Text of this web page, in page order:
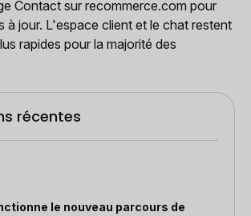
Contact sur recommerce.com pour
à jour. L'espace client et le chat restent
rapides pour la majorité des
récentes
le nouveau parcours de